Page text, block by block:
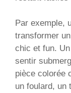
Par exemple,
transformer
chic et fun.
sentir
pièce colorée
un foulard, un